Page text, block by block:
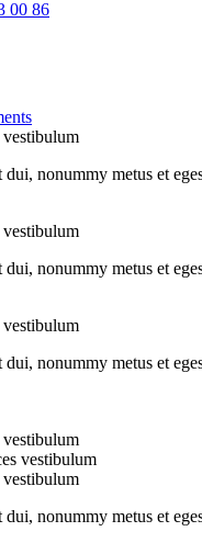
00 86
nonummy metus et
nonummy metus et
nonummy metus et
nonummy metus et